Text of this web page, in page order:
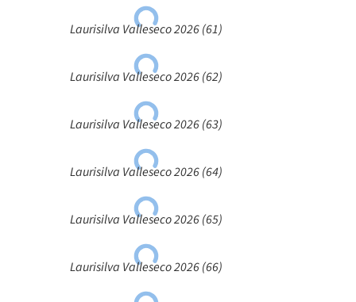
Laurisilva Valleseco 2026 (61)
Laurisilva Valleseco 2026 (62)
Laurisilva Valleseco 2026 (63)
Laurisilva Valleseco 2026 (64)
Laurisilva Valleseco 2026 (65)
Laurisilva Valleseco 2026 (66)